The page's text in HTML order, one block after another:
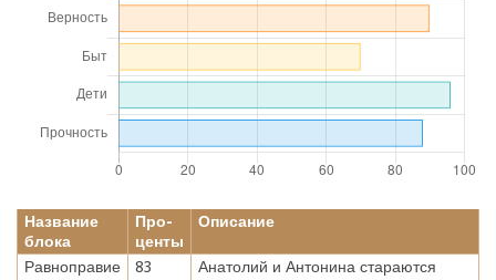
Название
блока
Про-
центы
Описание
Равноправие 83
Анатолий и Антонина стараются